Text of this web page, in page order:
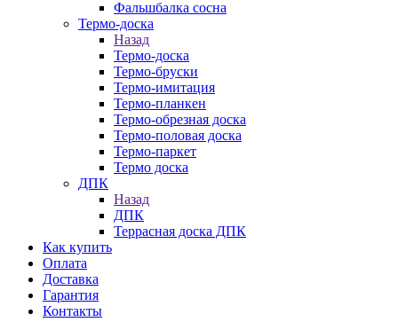
Фальшбалка сосна
Термо-доска
Назад
Термо-доска
Термо-бруски
Термо-имитация
Термо-планкен
Термо-обрезная доска
Термо-половая доска
Термо-паркет
Термо доска
ДПК
Назад
ДПК
Террасная доска ДПК
Как купить
Оплата
Доставка
Гарантия
Контакты